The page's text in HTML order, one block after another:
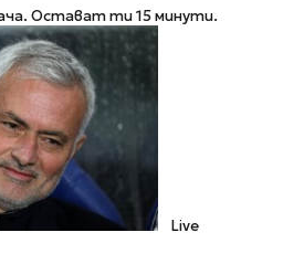
Остават ти 15 минути.
Live